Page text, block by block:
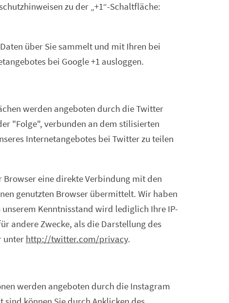
zu der „+1“-Schaltfläche:
über Sie sammelt und mit Ihren bei
bei Google +1 ausloggen.
werden angeboten durch die Twitter
"Folge", verbunden an dem stilisierten
Internetangebotes bei Twitter zu teilen
eine direkte Verbindung mit den
genutzten Browser übermittelt. Wir haben
Kenntnisstand wird lediglich Ihre IP-
andere Zwecke, als die Darstellung des
unter http://twitter.com/privacy.
werden angeboten durch die Instagram